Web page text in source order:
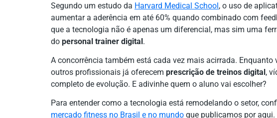
Segundo um estudo da Harvard Medical School, o uso de
aumentar a aderência em até 60% quando combinado com
que a tecnologia não é apenas um diferencial, mas sim uma
do personal trainer digital.
A concorrência também está cada vez mais acirrada. Enquanto
outros profissionais já oferecem prescrição de treinos digital,
completo de evolução. E adivinhe quem o aluno vai escolher?
Para entender como a tecnologia está remodelando o setor,
mercado fitness no Brasil e no mundo que publicamos por aqui.